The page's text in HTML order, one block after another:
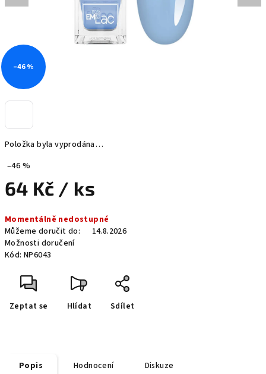
Položka byla vyprodána…
–46 %
64 Kč / ks
cena:
Momentálně nedostupné
Můžeme doručit do:
14.8.2026
Možnosti doručení
Kód: NP6043
Zeptat se Hlídat Sdílet
–46 %
Popis Hodnocení Diskuze